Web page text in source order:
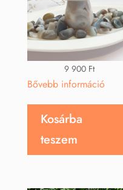
9 900 Ft
Bővebb információ
Kosárba
teszem